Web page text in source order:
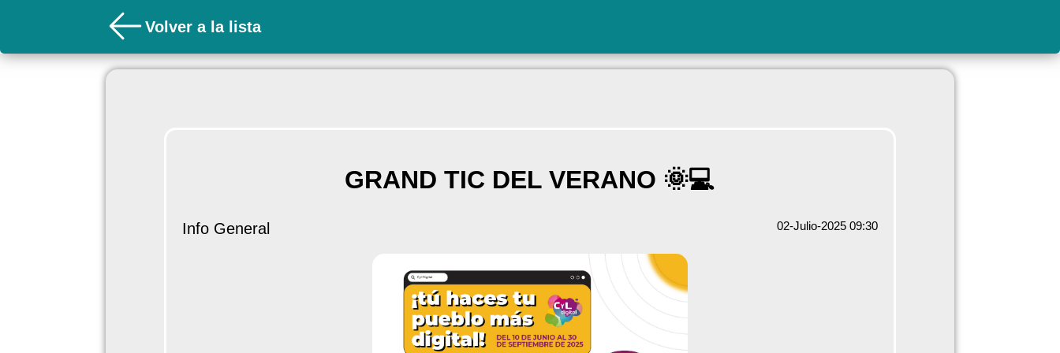
Volver a la lista
GRAND TIC DEL VERANO 🌞💻
Info General 02-Julio-2025 09:30